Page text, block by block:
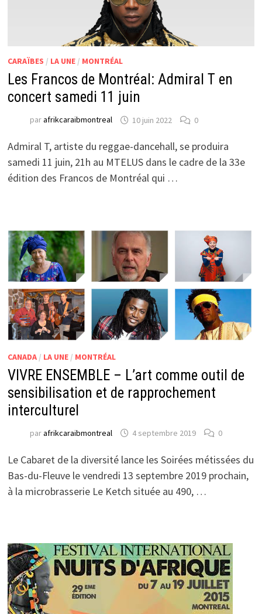
CARAÏBES / LA UNE/ MONTRÉAL
Les Francos de Montréal: Admiral T en
concert samedi 11 juin
parafrikcaraibmontreal 10 juin 2022 0
Admiral T, artiste du reggae-dancehall, se produira
samedi 11 juin, 21h au MTELUS dans le cadre de la 33e
édition des Francos de Montréal qui …
CANADA/ LA UNE/ MONTRÉAL
VIVRE ENSEMBLE – L’art comme outil de
sensibilisation et de rapprochement
interculturel
parafrikcaraibmontreal 4 septembre 2019 0
Le Cabaret de la diversité lance les Soirées métissées du
Bas-du-Fleuve le vendredi 13 septembre 2019 prochain,
à la microbrasserie Le Ketch située au 490, …